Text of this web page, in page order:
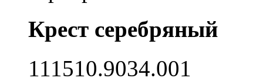
Крест серебряный
111510.9034.001